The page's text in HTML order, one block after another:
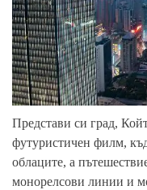
Представи си град,
футуристичен филм,
облаците, а
монорелсови линии и